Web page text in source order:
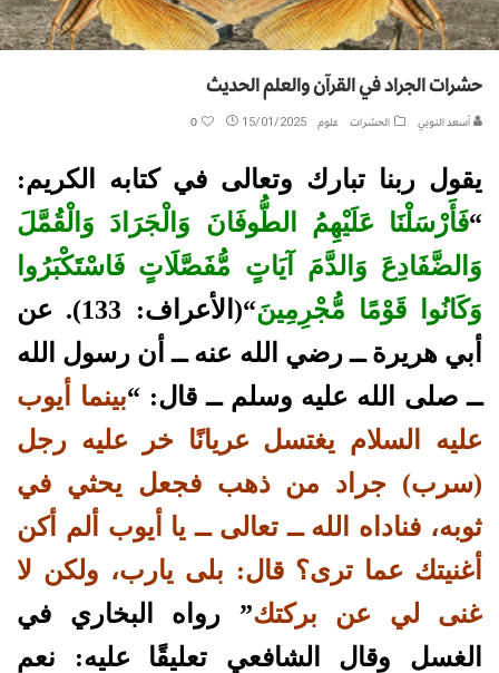
حشرات الجراد في القرآن والعلم الحديث
أسعد النوبي الحشرات علوم 15/01/2025
0
يقول ربنا تبارك وتعالى في كتابه الكريم:
“فَأَرْسَلْنَا عَلَيْهِمُ الطُّوفَانَ وَالْجَرَادَ وَالْقُمَّلَ
وَالضَّفَادِعَ وَالدَّمَ آيَاتٍ مُّفَصَّلَاتٍ فَاسْتَكْبَرُوا
وَكَانُوا قَوْمًا مُّجْرِمِينَ
“(الأعراف: 133). عن
أبي هريرة ــ رضي الله عنه ــ أن رسول الله
ــ صلى الله عليه وسلم ــ قال: “بينما أيوب
عليه السلام يغتسل عريانًا خر عليه رجل
(سرب) جراد من ذهب فجعل يحثي في
ثوبه، فناداه الله ــ تعالى ــ يا أيوب ألم أكن
أغنيتك عما ترى؟ قال: بلى يارب، ولكن لا
غنى لي عن بركتك” رواه البخاري في
الغسل وقال الشافعي تعليقًا عليه: نعم